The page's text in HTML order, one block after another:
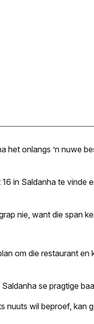
het onlangs ’n nuwe
in Saldanha te vinde
nie, want die span
om die restaurant en
se pragtige
wil beproef, kan